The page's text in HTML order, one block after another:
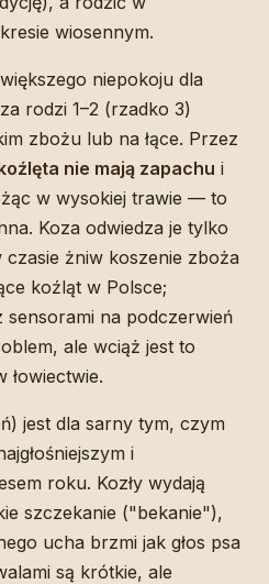
wiosennym.
niepokoju dla
rodzi 1–2 (rzadko 3)
zbożu lub na łące. Przez
nie mają zapachu i
w wysokiej trawie — to
Koza odwiedza je tylko
czasie żniw koszenie zboża
koźląt w Polsce;
na podczerwień
ale wciąż jest to
łowiectwie.
jest dla sarny tym, czym
i
roku. Kozły wydają
szczekanie ("bekanie"),
ucha brzmi jak głos psa
są krótkie, ale